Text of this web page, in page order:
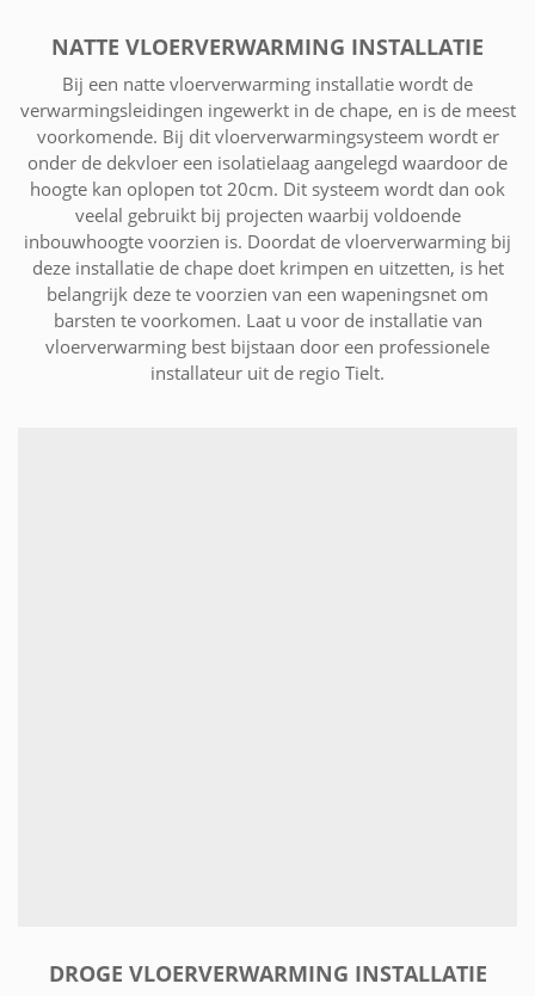
NATTE VLOERVERWARMING INSTALLATIE
Bij een natte vloerverwarming installatie wordt de
verwarmingsleidingen ingewerkt in de chape, en is de meest
voorkomende. Bij dit vloerverwarmingsysteem wordt er
onder de dekvloer een isolatielaag aangelegd waardoor de
hoogte kan oplopen tot 20cm. Dit systeem wordt dan ook
veelal gebruikt bij projecten waarbij voldoende
inbouwhoogte voorzien is. Doordat de vloerverwarming bij
deze installatie de chape doet krimpen en uitzetten, is het
belangrijk deze te voorzien van een wapeningsnet om
barsten te voorkomen. Laat u voor de installatie van
vloerverwarming best bijstaan door een professionele
installateur uit de regio Tielt.
DROGE VLOERVERWARMING INSTALLATIE